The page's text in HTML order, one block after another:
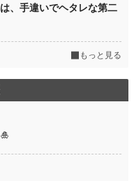
、手違いでヘタレな第二
もっと見る